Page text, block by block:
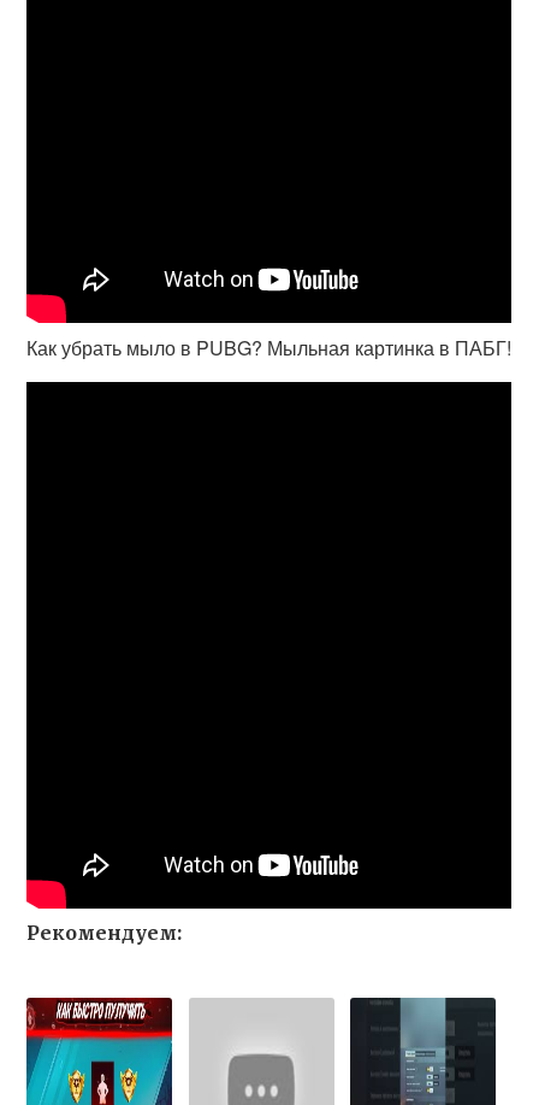
Как убрать мыло в PUBG? Мыльная картинка в ПАБГ!
Рекомендуем: